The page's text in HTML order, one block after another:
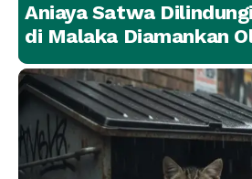
Aniaya Satwa
di Malaka Diamankan
Malaka